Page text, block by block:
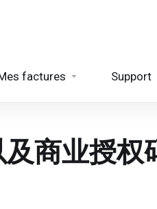
factures Support
商业授权